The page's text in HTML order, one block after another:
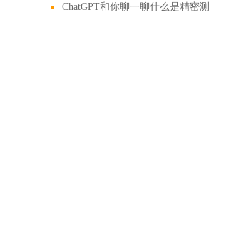
ChatGPT和你聊一聊什么是精密测